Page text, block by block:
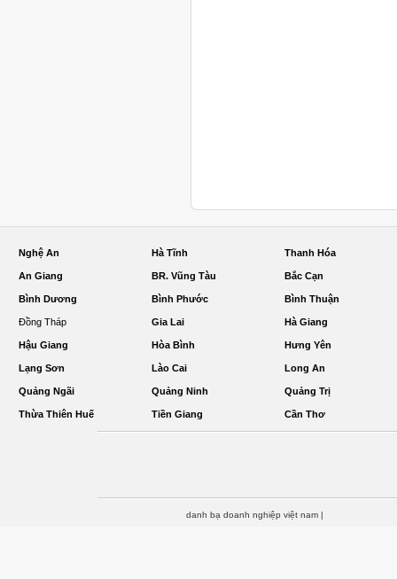
Nghệ An Hà Tĩnh Thanh Hóa
An Giang BR. Vũng Tàu Bắc Cạn
Bình Dương Bình Phước Bình Thuận
Đồng Tháp Gia Lai Hà Giang
Hậu Giang Hòa Bình Hưng Yên
Lạng Sơn Lào Cai Long An
Quảng Ngãi Quảng Ninh Quảng Trị
Thừa Thiên Huế Tiền Giang Cần Thơ
danh bạ doanh nghiệp việt nam |